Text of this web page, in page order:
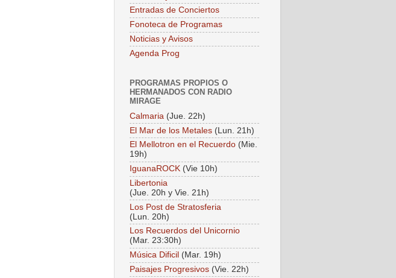
Entradas de Conciertos
Fonoteca de Programas
Noticias y Avisos
Agenda Prog
PROGRAMAS PROPIOS O
HERMANADOS CON RADIO
MIRAGE
Calmaria (Jue. 22h)
El Mar de los Metales (Lun. 21h)
El Mellotron en el Recuerdo (Mie.
19h)
IguanaROCK (Vie 10h)
Libertonia
(Jue. 20h y Vie. 21h)
Los Post de Stratosferia
(Lun. 20h)
Los Recuerdos del Unicornio
(Mar. 23:30h)
Música Dificil (Mar. 19h)
Paisajes Progresivos (Vie. 22h)